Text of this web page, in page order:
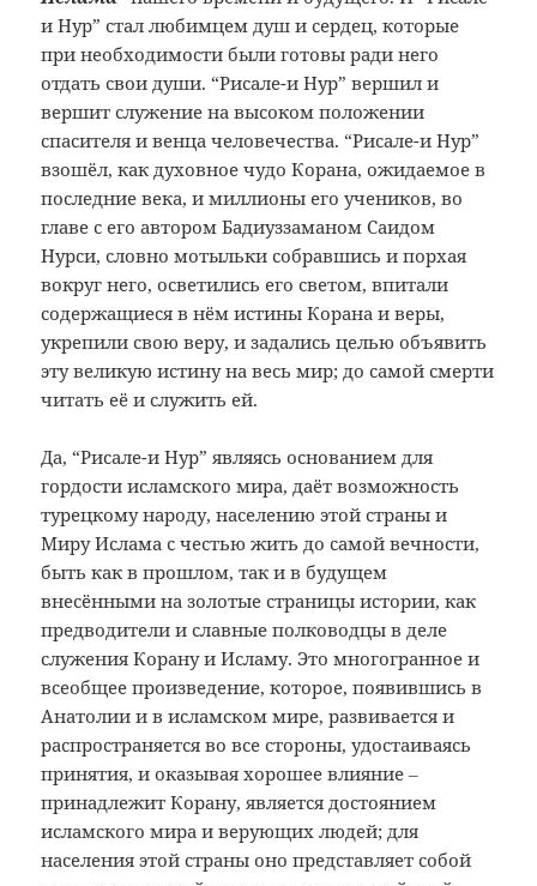
и Нур” стал любимцем душ и сердец, которые
при необходимости были готовы ради него
отдать свои души. “Рисале-и Нур” вершил и
вершит служение на высоком положении
спасителя и венца человечества. “Рисале-и Нур”
взошёл, как духовное чудо Корана, ожидаемое в
последние века, и миллионы его учеников, во
главе с его автором Бадиуззаманом Саидом
Нурси, словно мотыльки собравшись и порхая
вокруг него, осветились его светом, впитали
содержащиеся в нём истины Корана и веры,
укрепили свою веру, и задались целью объявить
эту великую истину на весь мир; до самой смерти
читать её и служить ей.
Да, “Рисале-и Нур” являясь основанием для
гордости исламского мира, даёт возможность
турецкому народу, населению этой страны и
Миру Ислама с честью жить до самой вечности,
быть как в прошлом, так и в будущем
внесёнными на золотые страницы истории, как
предводители и славные полководцы в деле
служения Корану и Исламу. Это многогранное и
всеобщее произведение, которое, появившись в
Анатолии и в исламском мире, развивается и
распространяется во все стороны, удостаиваясь
принятия, и оказывая хорошее влияние ‒
принадлежит Корану, является достоянием
исламского мира и верующих людей; для
населения этой страны оно представляет собой